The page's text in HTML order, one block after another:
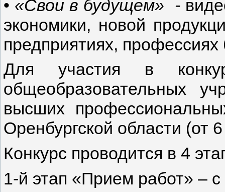
• «Свои в будущем» -
экономики, новой
предприятиях, профессиях
Для участия в
общеобразовательных
высших
Оренбургской области (от
Конкурс проводится в 4
1-й этап «Прием работ» –